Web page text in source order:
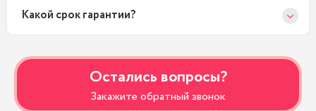
Какой срок гарантии?
Остались вопросы?
Закажите обратный звонок